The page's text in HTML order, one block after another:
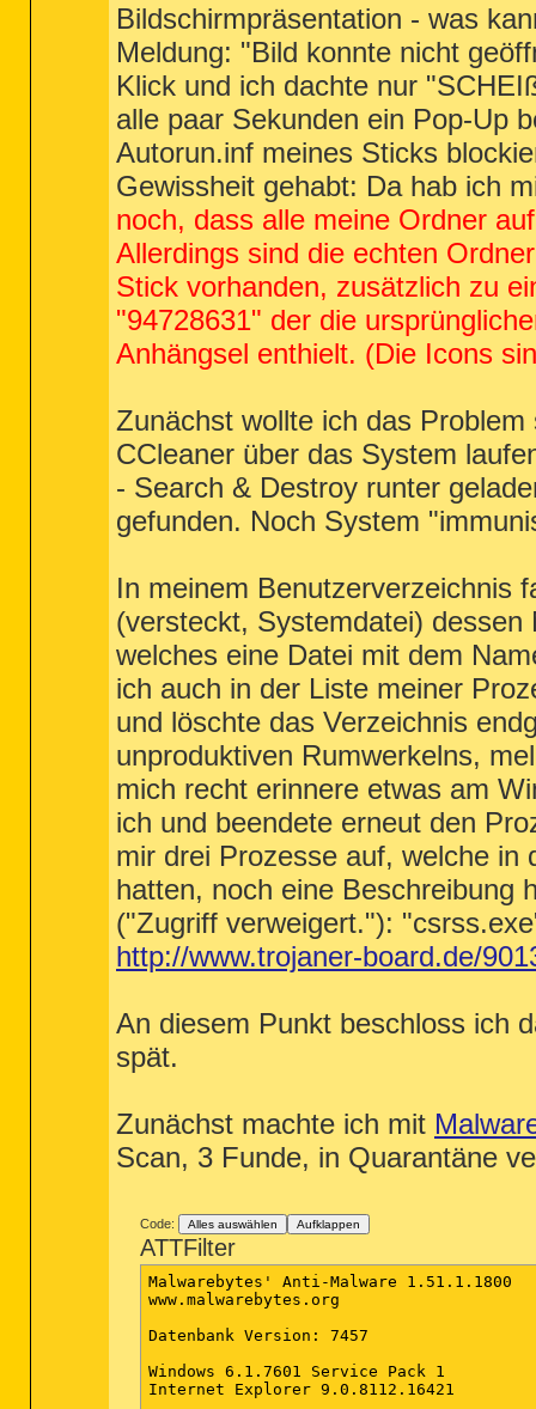
Bildschirmpräsentation - was
Meldung: "Bild konnte nicht
Klick und ich dachte nur
alle paar Sekunden ein Pop-Up
Autorun.inf meines Sticks
Gewissheit gehabt: Da hab ich
noch, dass alle meine Ordner
Allerdings sind die echten
Stick vorhanden, zusätzlich zu
"94728631" der die
Anhängsel enthielt. (Die Icons
Zunächst wollte ich das
CCleaner über das System
- Search & Destroy runter
gefunden. Noch System
In meinem Benutzerverzeichnis
(versteckt, Systemdatei)
welches eine Datei mit dem
ich auch in der Liste meiner
und löschte das Verzeichnis
unproduktiven Rumwerkelns,
mich recht erinnere etwas am
ich und beendete erneut den
mir drei Prozesse auf, welche in
hatten, noch eine Beschreibung
("Zugriff verweigert."):
http://www.trojaner-board.de/
An diesem Punkt beschloss ich
spät.
Zunächst machte ich mit
Scan, 3 Funde, in Quarantäne
Code: Alles auswählen Aufklappen
ATTFilter
Malwarebytes' Anti-Malware 1.51.1.1800
www.malwarebytes.org
Datenbank Version: 7457
Windows 6.1.7601 Service Pack 1
Internet Explorer 9.0.8112.16421